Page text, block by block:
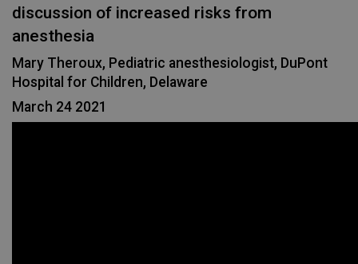
discussion of increased risks from
anesthesia
Mary Theroux, Pediatric anesthesiologist, DuPont
Hospital for Children, Delaware
March 24 2021